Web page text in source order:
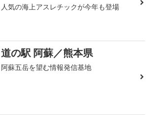
人気の海上アスレチックが今年も登場
道の駅 阿蘇／熊本県
阿蘇五岳を望む情報発信基地